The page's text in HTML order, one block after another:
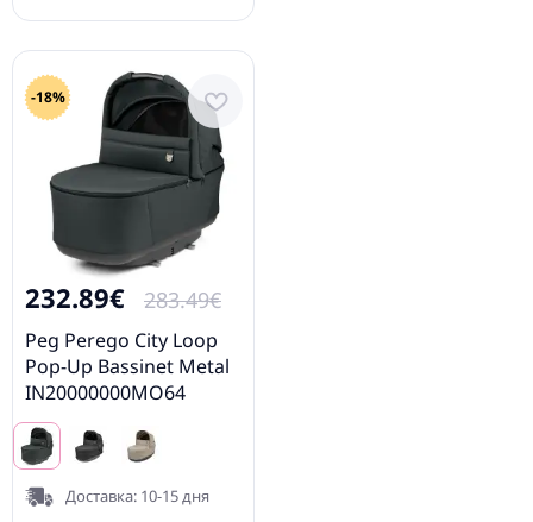
-18%
232.89€ 283.49€
Peg Perego City Loop
Pop-Up Bassinet Metal
IN20000000MO64
Люлька для коляски
Доставка: 10-15 дня